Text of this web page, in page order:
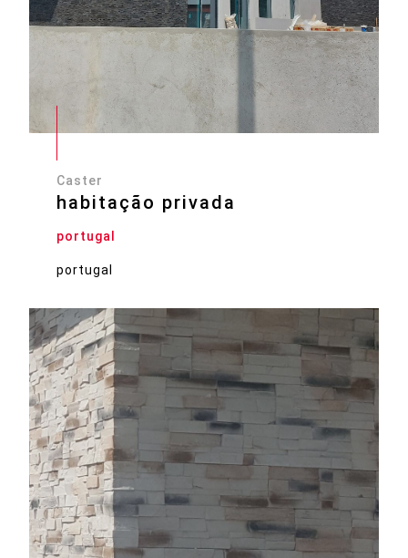
Caster
habitação privada
portugal
portugal